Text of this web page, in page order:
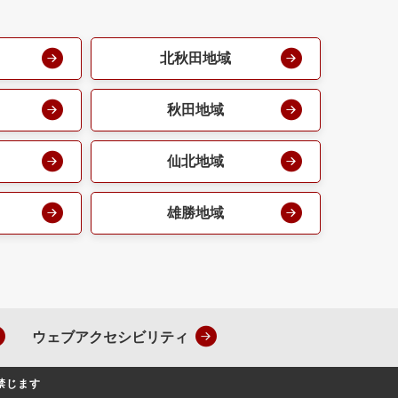
北秋田地域
秋田地域
仙北地域
雄勝地域
ウェブアクセシビリティ
じます